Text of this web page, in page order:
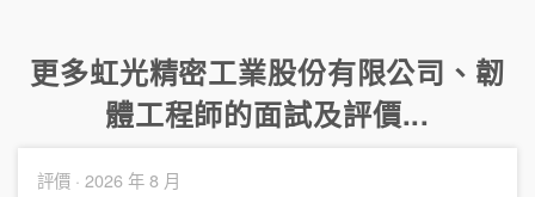
更多虹光精密工業股份有限公司 、 韌
體工程師的面試及評價...
評價 · 2026 年 8 月